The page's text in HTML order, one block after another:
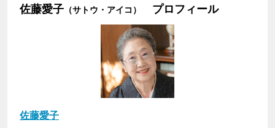
佐藤愛子 （サトウ・アイコ） プロフィール
佐藤愛子